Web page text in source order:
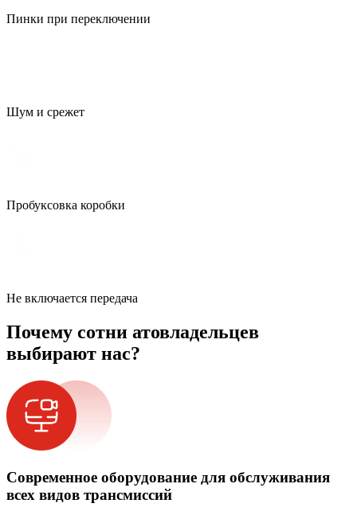
Пинки при переключении
Шум и срежет
Пробуксовка коробки
Не включается передача
Почему сотни атовладельцев
выбирают нас?
Современное оборудование для обслуживания
всех видов трансмиссий